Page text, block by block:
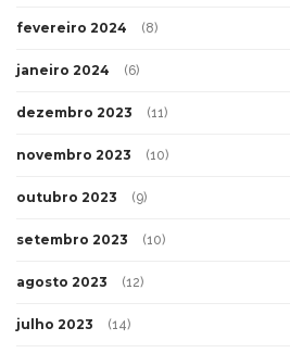
fevereiro 2024 (8)
janeiro 2024 (6)
dezembro 2023 (11)
novembro 2023 (10)
outubro 2023 (9)
setembro 2023 (10)
agosto 2023 (12)
julho 2023 (14)